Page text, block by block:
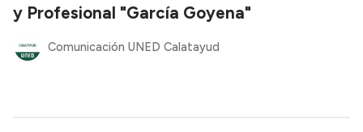
y Profesional "García Goyena"
Comunicación UNED Calatayud